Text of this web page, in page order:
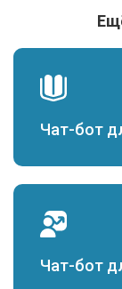
Чат-бот
Чат-бот